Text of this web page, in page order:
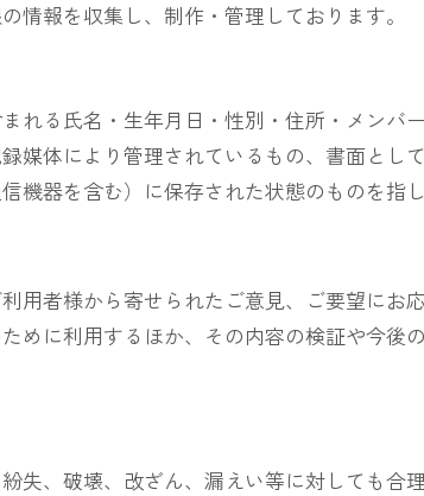
情報を収集し、制作・管理しております。
れる氏名・生年月日・性別・住所・メンバ
媒体により管理されているもの、書面とし
器を含む）に保存された状態のものを指し
用者様から寄せられたご意見、ご要望にお
めに利用するほか、その内容の検証や今後
、破壊、改ざん、漏えい等に対しても合